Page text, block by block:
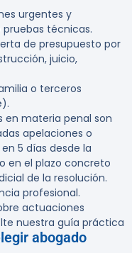
urgentes y
técnicas.
de presupuesto por
juicio,
o terceros
en materia penal son
apelaciones o
5 días desde la
en el plazo concreto
de la resolución.
profesional.
actuaciones
nuestra guía práctica
abogado